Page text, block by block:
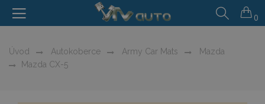
0
Úvod Autokoberce Army Car Mats
Mazda
Mazda CX-5